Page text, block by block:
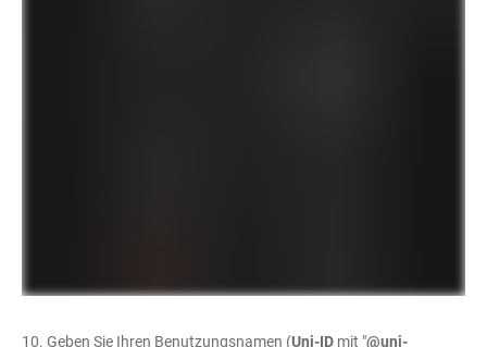
10. Geben Sie Ihren Benutzungsnamen (Uni-ID mit "@uni-